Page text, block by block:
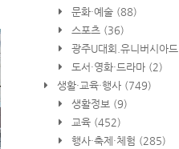
문화·예술 (88)
스포츠 (36)
광주U대회.유니버시아드
도서·영화·드라마 (2)
생활·교육·행사 (749)
생활정보 (9)
교육 (452)
행사·축제·체험 (285)